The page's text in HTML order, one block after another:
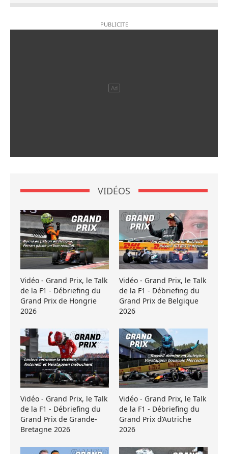
VIDÉOS
Vidéo - Grand Prix, le Talk
de la F1 - Débriefing du
Grand Prix de Hongrie
2026
Vidéo - Grand Prix, le Talk
de la F1 - Débriefing du
Grand Prix de Belgique
2026
Vidéo - Grand Prix, le Talk
de la F1 - Débriefing du
Grand Prix de Grande-
Bretagne 2026
Vidéo - Grand Prix, le Talk
de la F1 - Débriefing du
Grand Prix d’Autriche
2026